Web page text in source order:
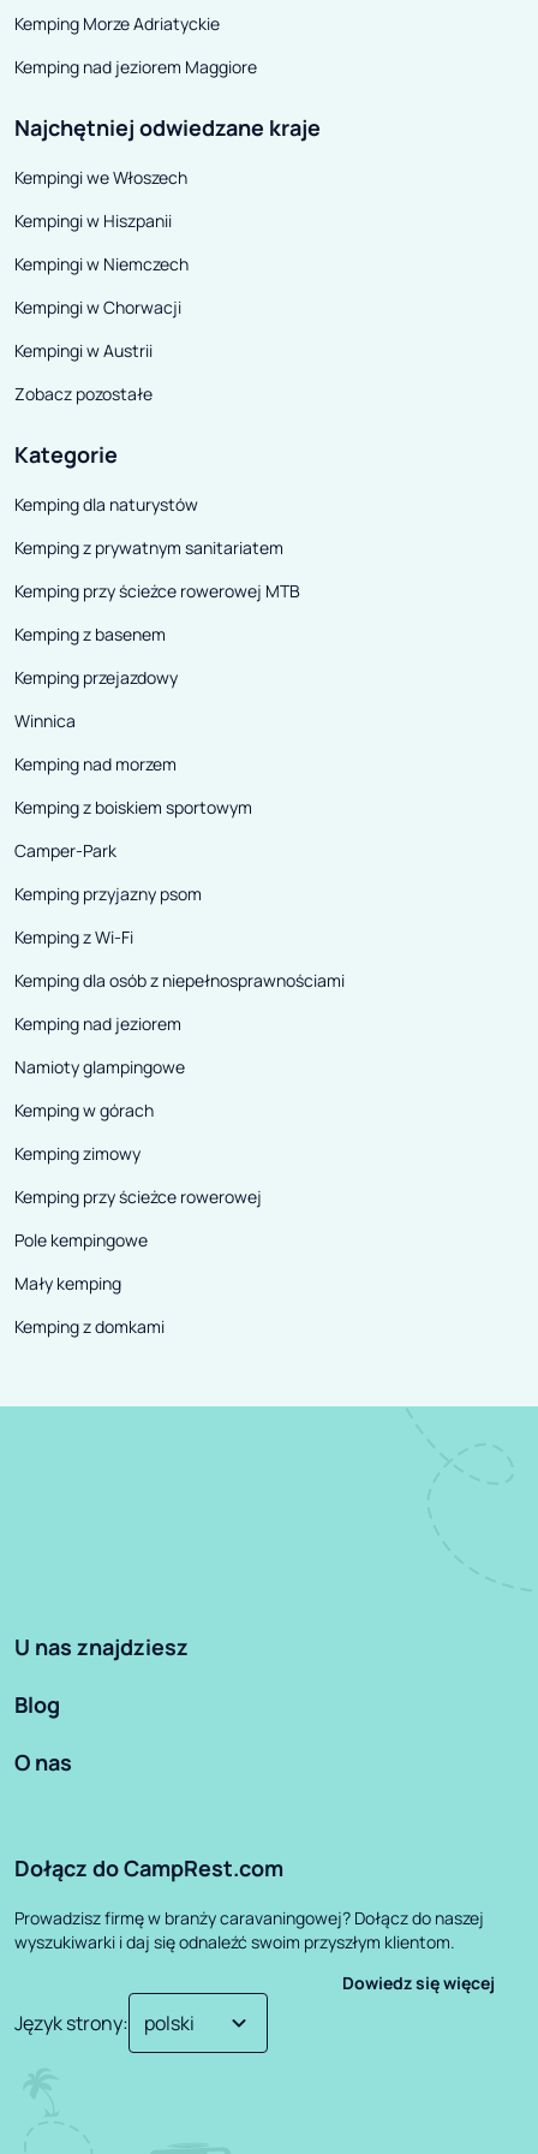
campingów z poniższego
długoletnią tradycją, które
zostały odnowione w ostatnich 4
latach. Mają, więc nowe baseny,
nowe sanitariaty, nowe domki
mobilne, nowe plaże i nową
Trzymamy kciuki za dalszy rozwój
turystyki w Chorwacji!.
Kemping Morze Adriatyckie
Kemping nad jeziorem Maggiore
Najchętniej odwiedzane kraje
Kempingi we Włoszech
Kempingi w Hiszpanii
Kempingi w Niemczech
Kempingi w Chorwacji
Kempingi w Austrii
Zobacz pozostałe
Kategorie
Kemping dla naturystów
Kemping z prywatnym sanitariatem
Kemping przy ścieżce rowerowej MTB
Kemping z basenem
Kemping przejazdowy
Winnica
Kemping nad morzem
Kemping z boiskiem sportowym
Camper-Park
Kemping przyjazny psom
Kemping z Wi-Fi
Kemping dla osób z niepełnosprawnościami
Kemping nad jeziorem
Namioty glampingowe
Kemping w górach
Kemping zimowy
Kemping przy ścieżce rowerowej
Pole kempingowe
Mały kemping
Kemping z domkami
U nas znajdziesz
Blog
O nas
Dołącz do CampRest.com
Prowadzisz firmę w branży caravaningowej? Dołącz do naszej
wyszukiwarki i daj się odnaleźć swoim przyszłym klientom.
Dowiedz się więcej
Język strony: